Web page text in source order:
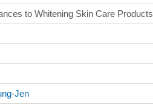
to Whitening Skin Care Products
Jen